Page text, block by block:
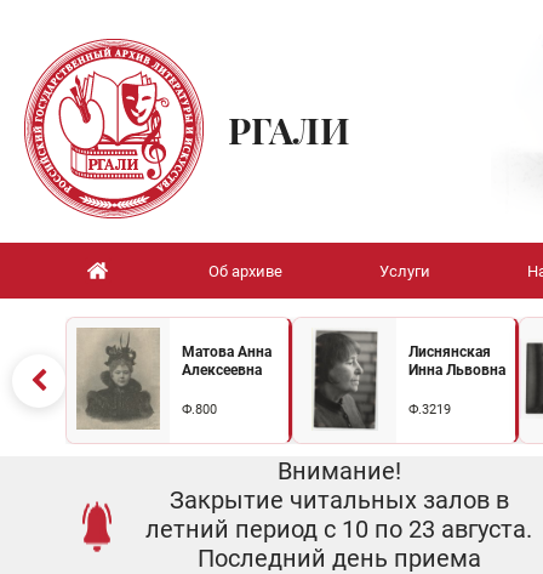
РГАЛИ
Об архиве Услуги
Матова Анна
Алексеевна
Ф.800
Лиснянская
Инна Львовна
Ф.3219
Внимание!
Закрытие читальных залов в
летний период с 10 по 23 августа.
Последний день приема